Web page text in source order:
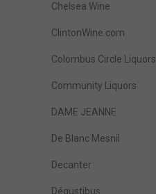
Chelsea Wine
ClintonWine.com
Colombus Circle Liquors
Community Liquors
DAME JEANNE
De Blanc Mesnil
Decanter
Dégustibus